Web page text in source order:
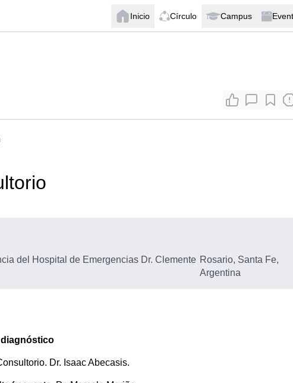
Inicio Círculo Campus
del Hospital de Emergencias Dr. Clemente Rosario, Santa Fe,
Argentina
Dr. Isaac Abecasis.